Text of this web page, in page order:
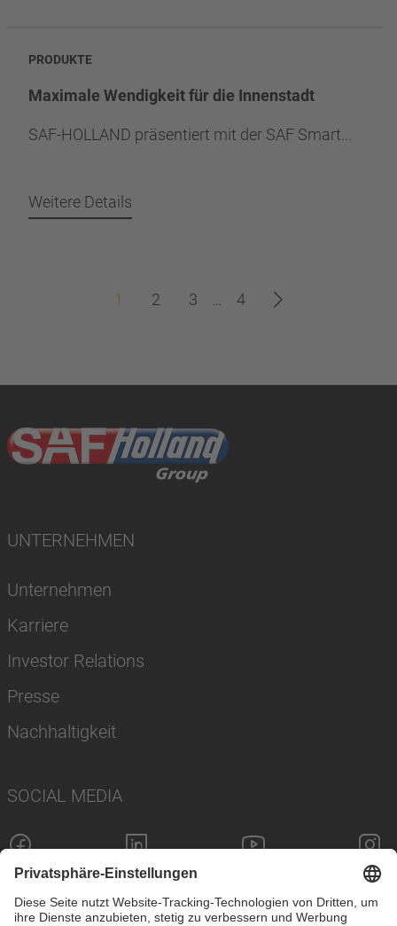
PRODUKTE
Maximale Wendigkeit für die Innenstadt
SAF-HOLLAND präsentiert mit der SAF Smart...
Weitere Details
1 2 3 4
UNTERNEHMEN
Unternehmen
Karriere
Investor Relations
Presse
Nachhaltigkeit
SOCIAL MEDIA